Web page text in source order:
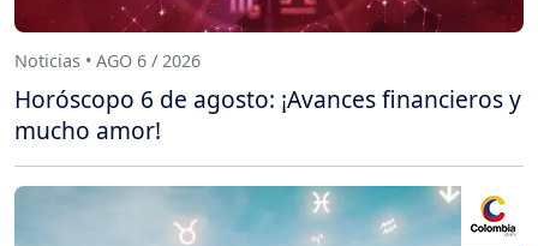
Noticias • AGO 6 / 2026
Horóscopo 6 de agosto: ¡Avances financieros y
mucho amor!